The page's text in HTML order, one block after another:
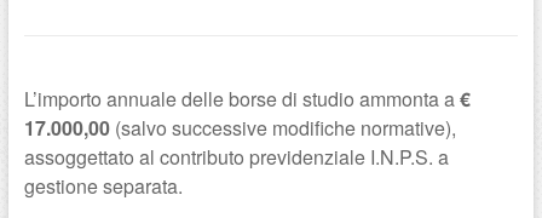
L’importo annuale delle borse di studio ammonta a€
17.000,00(salvo successive modifiche normative),
assoggettato al contributo previdenziale I.N.P.S. a
gestione separata.